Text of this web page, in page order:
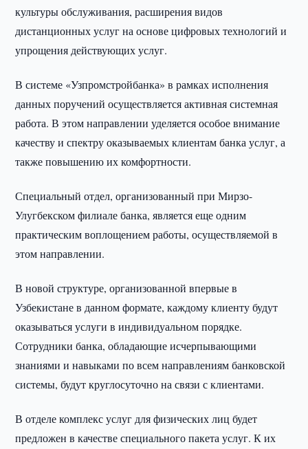
культуры обслуживания, расширения видов
дистанционных услуг на основе цифровых технологий и
упрощения действующих услуг.
В системе «Узпромстройбанка» в рамках исполнения
данных поручений осуществляется активная системная
работа. В этом направлении уделяется особое внимание
качеству и спектру оказываемых клиентам банка услуг, а
также повышению их комфортности.
Специальный отдел, организованный при Мирзо-
Улугбекском филиале банка, является еще одним
практическим воплощением работы, осуществляемой в
этом направлении.
В новой структуре, организованной впервые в
Узбекистане в данном формате, каждому клиенту будут
оказываться услуги в индивидуальном порядке.
Сотрудники банка, обладающие исчерпывающими
знаниями и навыками по всем направлениям банковской
системы, будут круглосуточно на связи с клиентами.
В отделе комплекс услуг для физических лиц будет
предложен в качестве специального пакета услуг. К их